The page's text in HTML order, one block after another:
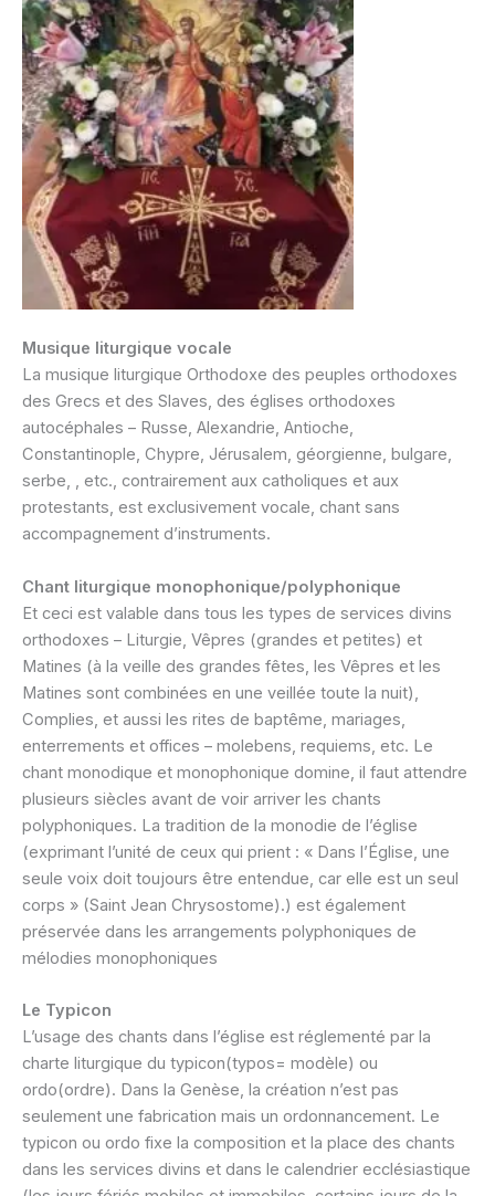
Musique liturgique vocale
La musique liturgique Orthodoxe des peuples orthodoxes
des Grecs et des Slaves, des églises orthodoxes
autocéphales – Russe, Alexandrie, Antioche,
Constantinople, Chypre, Jérusalem, géorgienne, bulgare,
serbe, , etc., contrairement aux catholiques et aux
protestants, est exclusivement vocale, chant sans
accompagnement d’instruments.
Chant liturgique monophonique/polyphonique
Et ceci est valable dans tous les types de services divins
orthodoxes – Liturgie, Vêpres (grandes et petites) et
Matines (à la veille des grandes fêtes, les Vêpres et les
Matines sont combinées en une veillée toute la nuit),
Complies, et aussi les rites de baptême, mariages,
enterrements et offices – molebens, requiems, etc. Le
chant monodique et monophonique domine, il faut attendre
plusieurs siècles avant de voir arriver les chants
polyphoniques. La tradition de la monodie de l’église
(exprimant l’unité de ceux qui prient : « Dans l’Église, une
seule voix doit toujours être entendue, car elle est un seul
corps » (Saint Jean Chrysostome).) est également
préservée dans les arrangements polyphoniques de
mélodies monophoniques
Le Typicon
L’usage des chants dans l’église est réglementé par la
charte liturgique du typicon(typos= modèle) ou
ordo(ordre). Dans la Genèse, la création n’est pas
seulement une fabrication mais un ordonnancement. Le
typicon ou ordo fixe la composition et la place des chants
dans les services divins et dans le calendrier ecclésiastique